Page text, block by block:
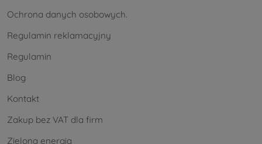
Ochrona danych osobowych.
Regulamin reklamacyjny
Regulamin
Blog
Kontakt
Zakup bez VAT dla firm
Zielona energia